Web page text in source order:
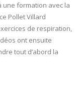
une formation avec la
Pollet Villard
de respiration,
ont ensuite
tout d’abord la